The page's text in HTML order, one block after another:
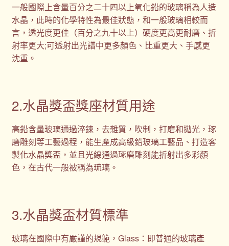
一般國際上含量百分之二十四以上氧化鉛的玻璃稱為人造
水晶，此時的化學特性為最佳狀態，和一般玻璃相較而
言，透光度更佳（百分之九十以上）硬度更高更耐磨、折
射率更大;可透射出光譜中更多顏色、比重更大、手感更
沈重。
2.水晶獎盃獎座材質用途
高鉛含量玻璃通過淬鍊，去雜質，吹制，打磨和拋光，琢
磨雕刻等工藝過程，能生產成高級鉛玻璃工藝品、打造客
製化水晶獎盃，並且光線通過琢磨雕刻能折射出多彩顏
色，在古代一般被稱為琉璃。
3.水晶獎盃材質標準
玻璃在國際中有嚴謹的規範，Glass：即普通的玻璃產